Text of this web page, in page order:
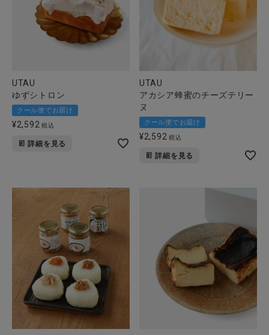
UTAU
ゆずシトロン
クール便でお届け
¥2,592 税込
詳細を見る
UTAU
アカシア蜂蜜のチーズテリー
ヌ
クール便でお届け
¥2,592 税込
詳細を見る